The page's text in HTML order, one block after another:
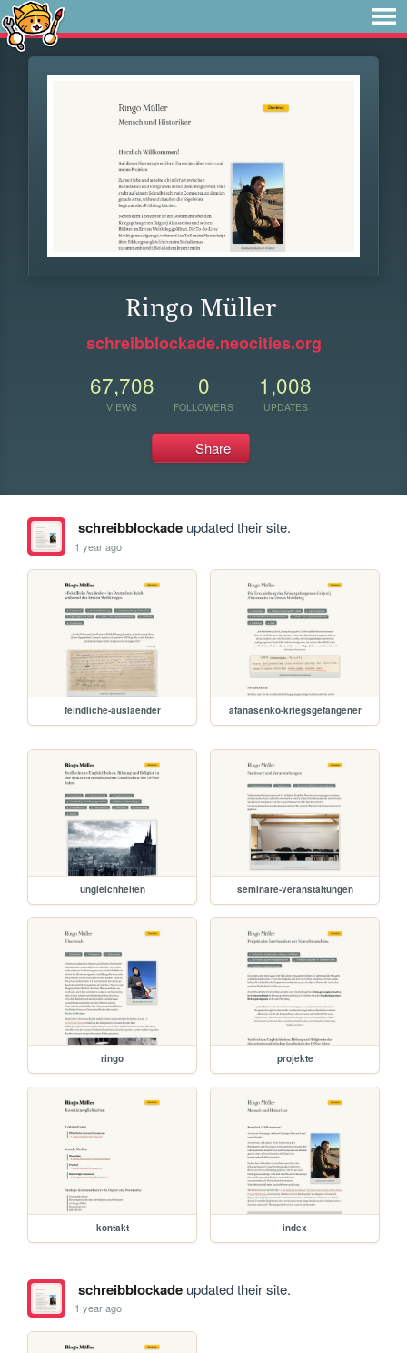
Ringo Müller
schreibblockade.neocities.org
67,708
VIEWS
0
FOLLOWERS
1,008
UPDATES
Share
schreibblockadeupdated their site.
1 year ago
feindliche-auslaender afanasenko-kriegsgefangener
ungleichheiten seminare-veranstaltungen
ringo projekte
kontakt index
schreibblockadeupdated their site.
1 year ago